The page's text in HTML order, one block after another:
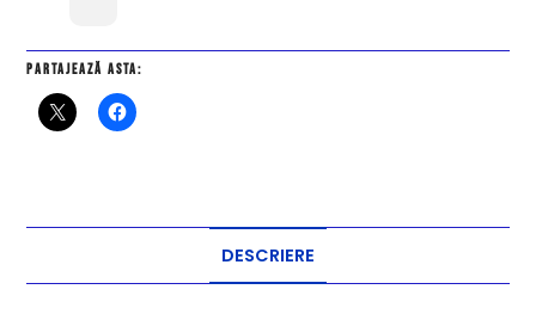
Partajează asta:
DESCRIERE